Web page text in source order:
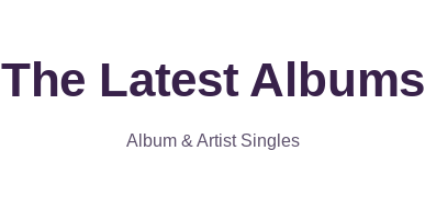
The Latest Albums
Album & Artist Singles